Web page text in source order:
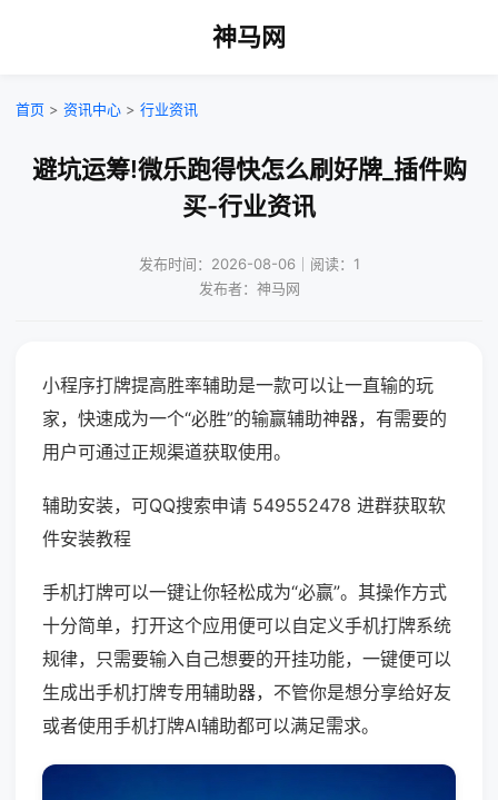
神马网
首页 > 资讯中心 > 行业资讯
避坑运筹!微乐跑得快怎么刷好牌_插件购
买-行业资讯
发布时间：2026-08-06｜阅读：1
发布者：神马网
小程序打牌提高胜率辅助是一款可以让一直输的玩
家，快速成为一个“必胜”的输赢辅助神器，有需要的
用户可通过正规渠道获取使用。
辅助安装，可QQ搜索申请 549552478 进群获取软
件安装教程
手机打牌可以一键让你轻松成为“必赢”。其操作方式
十分简单，打开这个应用便可以自定义手机打牌系统
规律，只需要输入自己想要的开挂功能，一键便可以
生成出手机打牌专用辅助器，不管你是想分享给好友
或者使用手机打牌AI辅助都可以满足需求。